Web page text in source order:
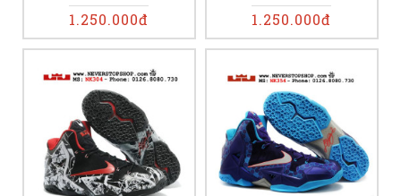
1.250.000đ 1.250.000đ